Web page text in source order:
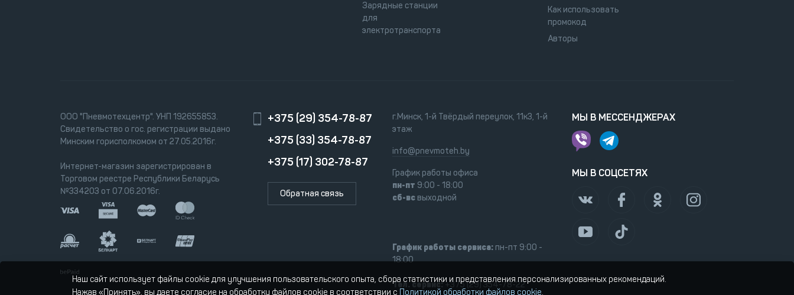
Зарядные станции
для
электротранспорта
Как использовать
промокод
Авторы
ООО "Пневмотехцентр". УНП 192655853.
Свидетельство о гос. регистрации выдано
Минским горисполкомом от 27.05.2016г.
Интернет-магазин зарегистрирован в
Торговом реестре Республики Беларусь
№334203 от 07.06.2016г.
+375 (29) 354-78-87
+375 (33) 354-78-87
+375 (17) 302-78-87
Обратная связь
г.Минск, 1-й Твёрдый переулок, 11к3, 1-й
этаж
info@pnevmoteh.by
График работы офиса
пн-пт 9:00 - 18:00
сб-всвыходной
График работы сервиса:пн-пт 9:00 -
18:00
Тел. сервис:+375 (29) 354-78-22
МЫ В МЕССЕНДЖЕРАХ
МЫ В СОЦСЕТЯХ
Наш сайт использует файлы cookie для улучшения пользовательского опыта, сбора статистики и представления персонализированных рекомендаций.
Нажав «Принять», вы даете согласие на обработку файлов cookie в соответствии с Политикой обработки файлов cookie.